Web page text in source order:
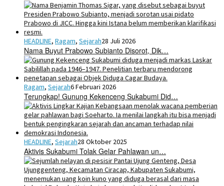
HEADLINE, Ragam, Sejarah28 Juli 2026
Nama Buyut Prabowo Subianto Disorot, Dik…
Ragam, Sejarah6 Februari 2026
Terungkap! Gunung Kekenceng Sukabumi Did…
HEADLINE, Sejarah28 Oktober 2025
Aktivis Sukabumi Tolak Gelar Pahlawan un…